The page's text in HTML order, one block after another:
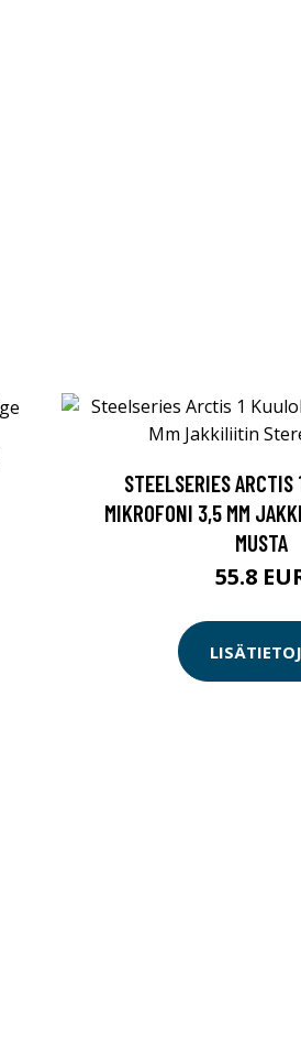
STEELSERIES ARCTIS
MIKROFONI 3,5 MM
MUSTA
55.8